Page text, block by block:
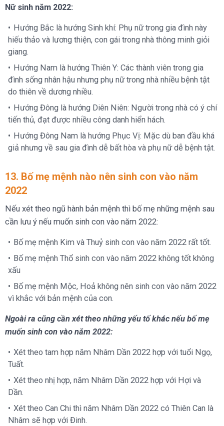
Nữ sinh năm 2022:
Hướng Bắc là hướng Sinh khí: Phụ nữ trong gia đình này
hiếu thảo và lương thiện, con gái trong nhà thông minh giỏi
giang.
Hướng Nam là hướng Thiên Y: Các thành viên trong gia
đình sống nhân hậu nhưng phụ nữ trong nhà nhiều bệnh tật
do thiên về dương nhiều.
Hướng Đông là hướng Diên Niên: Người trong nhà có ý chí
tiến thủ, đạt được nhiều công danh hiển hách.
Hướng Đông Nam là hướng Phục Vị: Mặc dù ban đầu khá
giả nhưng về sau gia đình dễ bất hòa và phụ nữ dễ bệnh tật.
13. Bố mẹ mệnh nào nên sinh con vào năm
2022
Nếu xét theo ngũ hành bản mệnh thì bố mẹ những mệnh sau
cần lưu ý nếu muốn sinh con vào năm 2022:
Bố mẹ mệnh Kim và Thuỷ sinh con vào năm 2022 rất tốt.
Bố mẹ mệnh Thổ sinh con vào năm 2022 không tốt không
xấu
Bố mẹ mệnh Mộc, Hoả không nên sinh con vào năm 2022
vì khắc với bản mệnh của con.
Ngoài ra cũng cần xét theo những yếu tố khác nếu bố mẹ
muốn sinh con vào năm 2022:
Xét theo tam hợp năm Nhâm Dần 2022 hợp với tuổi Ngọ,
Tuất.
Xét theo nhị hợp, năm Nhâm Dần 2022 hợp với Hợi và
Dần.
Xét theo Can Chi thì năm Nhâm Dần 2022 có Thiên Can là
Nhâm sẽ hợp với Đinh.